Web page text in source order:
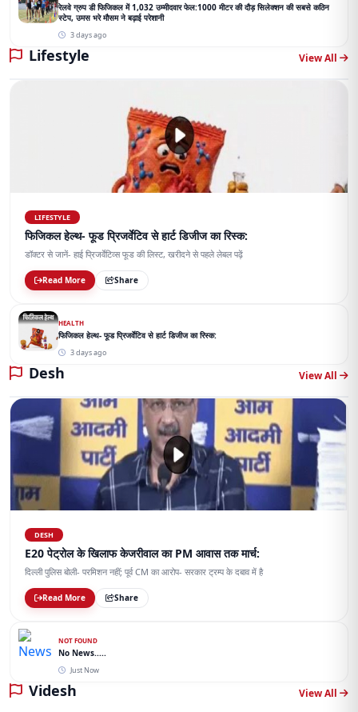
रेलवे ग्रुप डी फिजिकल में 1,032 उम्मीदवार फेल:1000 मीटर की दौड़ सिलेक्शन की सबसे कठिन
स्टेप, उमस भरे मौसम ने बढ़ाई परेशानी
3 days ago
Lifestyle View All
LIFESTYLE
फिजिकल हेल्थ- फूड प्रिजर्वेटिव से हार्ट डिजीज का रिस्क:
डॉक्टर से जानें- हाई प्रिजर्वेटिव्स फूड की लिस्ट, खरीदने से पहले लेबल पढ़ें
Read More Share
HEALTH
फिजिकल हेल्थ- फूड प्रिजर्वेटिव से हार्ट डिजीज का रिस्क:
3 days ago
Desh View All
DESH
E20 पेट्रोल के खिलाफ केजरीवाल का PM आवास तक मार्च:
दिल्ली पुलिस बोली- परमिशन नहीं; पूर्व CM का आरोप- सरकार ट्रम्प के दबाव में है
Read More Share
NOT FOUND
No News.....
Just Now
Videsh View All